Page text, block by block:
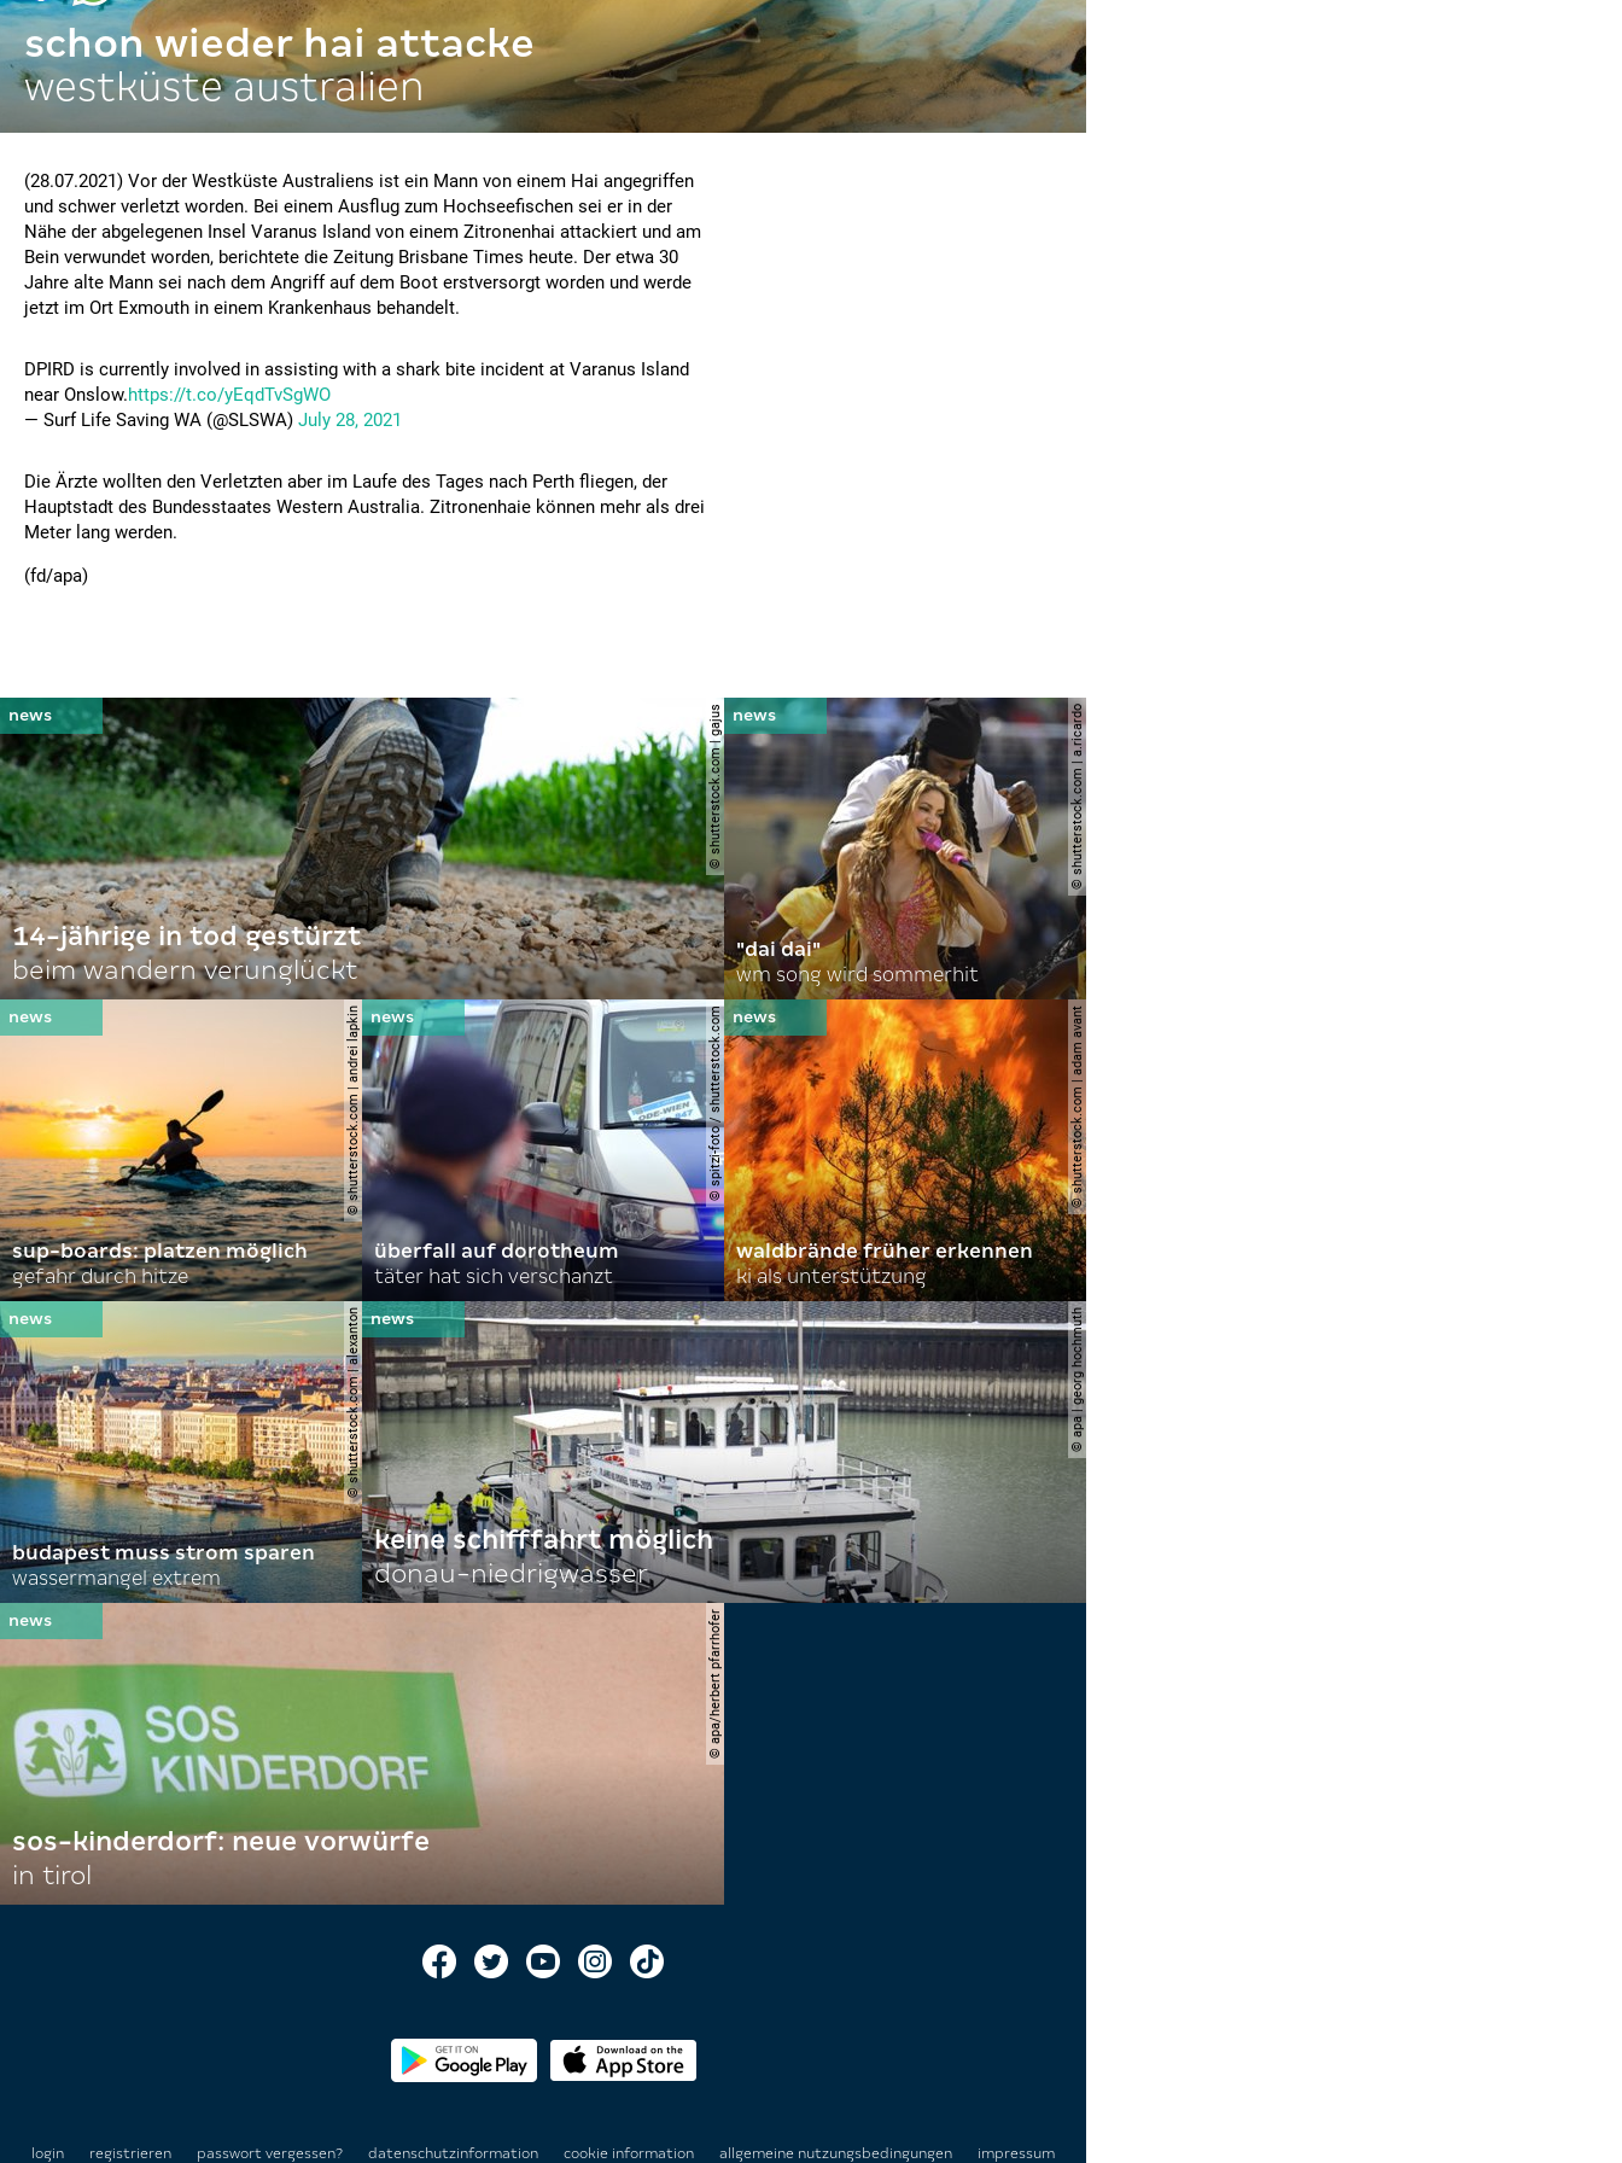
schon wieder hai attacke
westküste australien
(28.07.2021) Vor der Westküste Australiens ist ein Mann von einem Hai angegriffen
und schwer verletzt worden. Bei einem Ausflug zum Hochseefischen sei er in der
Nähe der abgelegenen Insel Varanus Island von einem Zitronenhai attackiert und am
Bein verwundet worden, berichtete die Zeitung Brisbane Times heute. Der etwa 30
Jahre alte Mann sei nach dem Angriff auf dem Boot erstversorgt worden und werde
jetzt im Ort Exmouth in einem Krankenhaus behandelt.
DPIRD is currently involved in assisting with a shark bite incident at Varanus Island
near Onslow.https://t.co/yEqdTvSgWO
— Surf Life Saving WA (@SLSWA) July 28, 2021
Die Ärzte wollten den Verletzten aber im Laufe des Tages nach Perth fliegen, der
Hauptstadt des Bundesstaates Western Australia. Zitronenhaie können mehr als drei
Meter lang werden.
(fd/apa)
© shutterstock.com | gajus
14-jährige in tod gestürzt
beim wandern verunglückt
© shutterstock.com | a.ricardo
"dai dai"
wm song wird sommerhit
© shutterstock.com | andrei lapkin
sup-boards: platzen möglich
gefahr durch hitze
© spitzi-foto / shutterstock.com
überfall auf dorotheum
täter hat sich verschanzt
© shutterstock.com | adam avant
waldbrände früher erkennen
ki als unterstützung
© shutterstock.com | alexanton
budapest muss strom sparen
wassermangel extrem
© apa | georg hochmuth
keine schifffahrt möglich
donau-niedrigwasser
© apa/herbert pfarrhofer
sos-kinderdorf: neue vorwürfe
in tirol
login registrieren passwort vergessen? datenschutzinformation cookie information allgemeine nutzungsbedingungen impressum